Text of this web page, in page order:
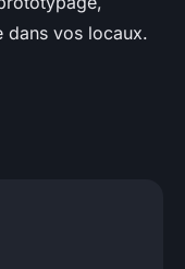
dans vos locaux.